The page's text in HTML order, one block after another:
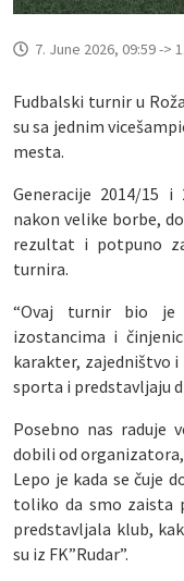
7. June 2026, 09:59 ->
Fudbalski turnir u
su sa jednim
mesta.
Generacije 2014/15
nakon velike borbe,
rezultat i potpuno
turnira.
“Ovaj turnir bio je
izostancima i
karakter, zajedništvo i
sporta i predstavljaju
Posebno nas raduje
dobili od
Lepo je kada se čuje
toliko da smo zaista
predstavljala klub,
su iz FK”Rudar”.